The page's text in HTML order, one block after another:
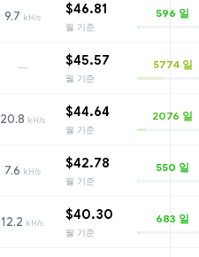
9.7 kH/s
$46.81
월 기준
596 일
— $45.57
월 기준
5774일
20.8 kH/s
$44.64
월 기준
2076 일
7.6 kH/s
$42.78
월 기준
550 일
12.2 kH/s
$40.30
월 기준
683 일